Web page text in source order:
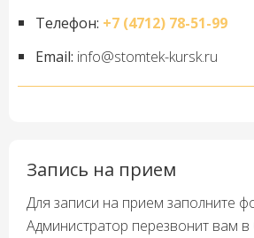
Телефон: +7 (4712) 78-51-99
Email: info@stomtek-kursk.ru
Запись на прием
Для записи на прием заполните
Администратор перезвонит вам